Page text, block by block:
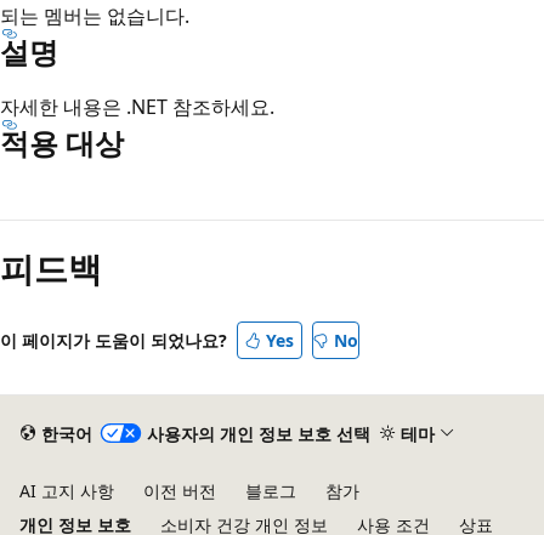
되는 멤버는 없습니다.
설명
자세한 내용은 .NET 참조하세요.
적용 대상
기
모
사
안
피드백
이 페이지가 도움이 되었나요? Yes No
한국어 사용자의 개인 정보 보호 선택 테마
AI 고지 사항 이전 버전 블로그
참가
개인 정보 보호
소비자 건강 개인 정보 사용 조건 상표